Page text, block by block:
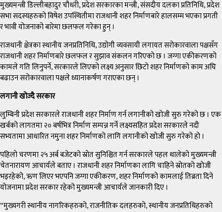
मुख्यमन्त्री डिल्लीबहादुर चौधरी, प्रदेश सरकारका मन्त्री, संसदीय दलका प्रतिनिधि, प्रदेश
सभा सदस्यहरुको विषेश उपस्थितीमा राजधानी शहर निर्माणबारे हालसम्म भएका प्रगती
र भावी योजनाको बारेमा छलफल गरेका हुन् ।
राजधानी क्षेत्रका स्थानीय जनप्रतिनिधि, उद्योगी व्यवसायी लगायत सरोकारवाला पक्षसँग
राजधानी शहर निर्माणबारे छलफल र सुझाव संकलन गरिएको छ । जग्गा एकीकरणको
कामले गति लिनुपर्ने, सरकारले लिएको लक्ष्य अनुसार छिटो शहर निर्माणको काम अघि
बढाउन सरोकारवाला पक्षले ध्यानाकर्षण गराएका छन् ।
लगानी खोज्दै सरकार
लुम्बिनी प्रदेश सरकारले राजधानी शहर निर्माण गर्न लगानीको खोजी सुरु गरेको छ । एक
खर्बको लागतमा २० बर्षभित्र निर्माण सम्पन्न गर्ने लक्ष्यसहित प्रदेश सरकारले नदी
सभ्यतामा आधारित नमुना शहर निर्माणको लागि लगानीको खोजी सुरु गरेको हो ।
पहिलो चरणमा २५ अर्ब बजेटको स्रोत सुनिश्चित गर्न सरकारले पहल थालेको मुख्यमन्त्री
चेतनारायण आचार्यले बताए । राजधानी शहर निर्माणका लागि चाहिने स्रोतको खोजी
भइरहेको, ऋण लिएर भएपनि जग्गा एकीकरण, शहर निर्माणको कामलाई तिब्रता दिने
योजनामा प्रदेश सरकार रहेको मुख्यमन्त्री आचार्यले जानकारी दिए ।
“मुख्यगरी स्थानीय नागरिकहरुको, राजनीतिक दलहरुको, स्थानीय जनप्रतिधिहरुको